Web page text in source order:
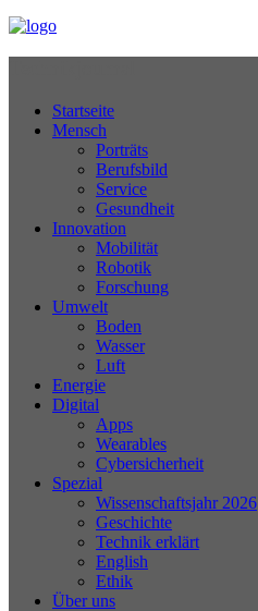
Startseite
Mensch
Porträts
Berufsbild
Service
Gesundheit
Innovation
Mobilität
Robotik
Forschung
Umwelt
Boden
Wasser
Luft
Energie
Digital
Apps
Wearables
Cybersicherheit
Spezial
Wissenschaftsjahr 2026
Geschichte
Technik erklärt
English
Ethik
Über uns